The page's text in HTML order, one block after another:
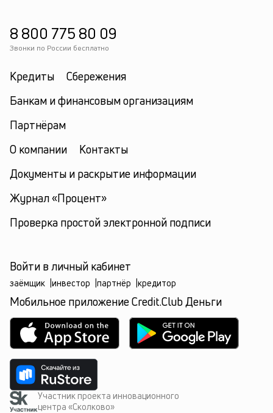
8 800 775 80 09
Звонки по России бесплатно
Кредиты
Сбережения
Банкам и финансовым организациям
Партнёрам
О компании
Контакты
Документы и раскрытие информации
Журнал «Процент»
Проверка простой электронной подписи
Войти в личный кабинет
заёмщик инвестор партнёр кредитор
Мобильное приложение Credit.Club Деньги
Участник проекта инновационного
центра «Сколково»